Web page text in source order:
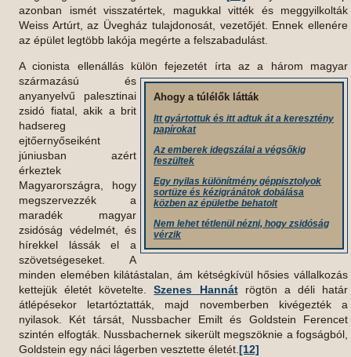
azonban ismét visszatértek, magukkal vitték és meggyilkolták
Weiss Artúrt, az Üvegház tulajdonosát, vezetőjét. Ennek ellenére
az épület legtöbb lakója megérte a felszabadulást.
A cionista ellenállás külön fejezetét írta az a három magyar
származású
Ahogy a túlélők látták
Itt gyártottuk és itt adtuk át a keresztény
papírokat
Az emberek idegszálai a végsőkig
feszültek
Egy nyilas különítmény géppisztolyok
sortüze és kézigránátok dobálása
közben az épületbe behatolt
Nem lehet tétlenül nézni, hogy zsidóság
vérzik
és
anyanyelvű palesztinai
zsidó fiatal, akik a brit
hadsereg
ejtőernyőseiként
júniusban azért
érkeztek
Magyarországra, hogy
megszervezzék a
maradék magyar
zsidóság védelmét, és
hírekkel lássák el a
szövetségeseket. A
minden elemében kilátástalan, ám kétségkívül hősies vállalkozás
kettejük életét követelte.Szenes Hannátrögtön a déli határ
átlépésekor letartóztatták, majd novemberben kivégezték a
nyilasok. Két társát, Nussbacher Emilt és Goldstein Ferencet
szintén elfogták. Nussbachernek sikerült megszöknie a fogságból,
Goldstein egy náci lágerben vesztette életét. [12]